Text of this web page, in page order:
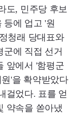
도, 민주당 후보
등에 업고 '원
청래 당대표와
에 직접 선거
앞에서 '함평군
'을 확약받았다
걸었다. 표를 얻
약속을 쏟아냈